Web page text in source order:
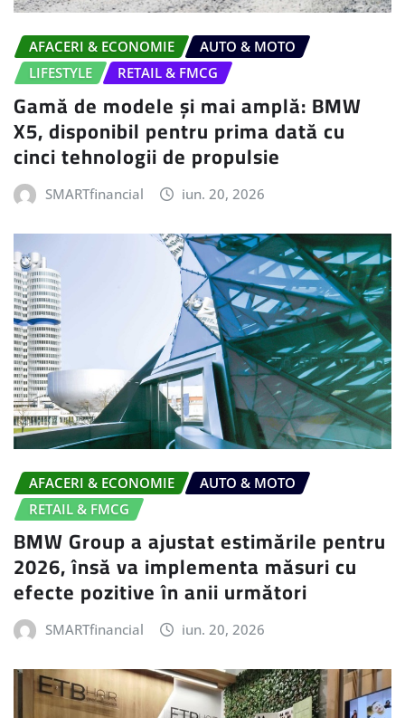
AFACERI & ECONOMIE
AUTO & MOTO
LIFESTYLE
RETAIL & FMCG
Gamă de modele și mai amplă: BMW
X5, disponibil pentru prima dată cu
cinci tehnologii de propulsie
SMARTfinancial iun. 20, 2026
AFACERI & ECONOMIE
AUTO & MOTO
RETAIL & FMCG
BMW Group a ajustat estimările pentru
2026, însă va implementa măsuri cu
efecte pozitive în anii următori
SMARTfinancial iun. 20, 2026